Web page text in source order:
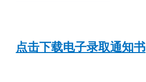
点击下载电子录取通知书